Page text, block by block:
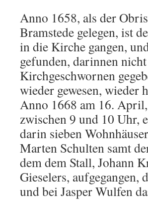
Anno 1658, als der
Bramstede gelegen, ist
in die Kirche gangen,
gefunden, darinnen
Kirchgeschwornen
wieder gewesen, wieder
Anno 1668 am 16.
zwischen 9 und 10 Uhr,
darin sieben
Marten Schulten samt
dem dem Stall, Johann
Gieselers, aufgegangen,
und bei Jasper Wulfen